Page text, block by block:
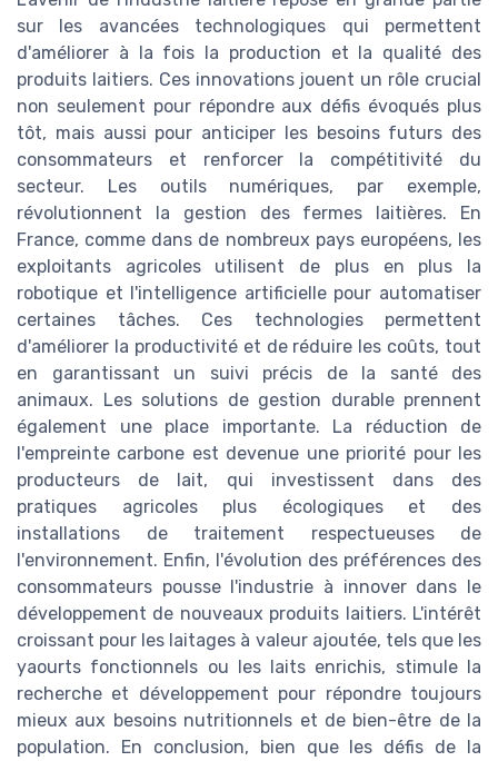
sur les avancées technologiques qui permettent
d'améliorer à la fois la production et la qualité des
produits laitiers. Ces innovations jouent un rôle crucial
non seulement pour répondre aux défis évoqués plus
tôt, mais aussi pour anticiper les besoins futurs des
consommateurs et renforcer la compétitivité du
secteur. Les outils numériques, par exemple,
révolutionnent la gestion des fermes laitières. En
France, comme dans de nombreux pays européens, les
exploitants agricoles utilisent de plus en plus la
robotique et l'intelligence artificielle pour automatiser
certaines tâches. Ces technologies permettent
d'améliorer la productivité et de réduire les coûts, tout
en garantissant un suivi précis de la santé des
animaux. Les solutions de gestion durable prennent
également une place importante. La réduction de
l'empreinte carbone est devenue une priorité pour les
producteurs de lait, qui investissent dans des
pratiques agricoles plus écologiques et des
installations de traitement respectueuses de
l'environnement. Enfin, l'évolution des préférences des
consommateurs pousse l'industrie à innover dans le
développement de nouveaux produits laitiers. L'intérêt
croissant pour les laitages à valeur ajoutée, tels que les
yaourts fonctionnels ou les laits enrichis, stimule la
recherche et développement pour répondre toujours
mieux aux besoins nutritionnels et de bien-être de la
population. En conclusion, bien que les défis de la